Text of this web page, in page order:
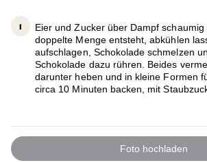
Eier und Zucker über Dampf
doppelte Menge entsteht, abkühlen
aufschlagen, Schokolade schmelzen
Schokolade dazu rühren. Beides
darunter heben und in kleine Formen
circa 10 Minuten backen, mit
Foto hochladen